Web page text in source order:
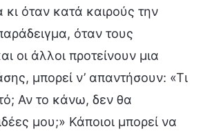
όταν κατά καιρούς την
όταν τους
οι άλλοι προτείνουν μια
μπορεί ν’ απαντήσουν: «Τι
Αν το κάνω, δεν θα
μου;» Κάποιοι μπορεί να